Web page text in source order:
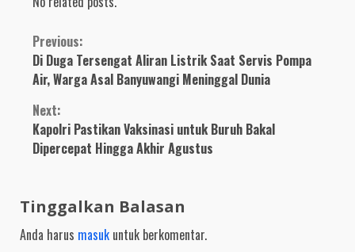
Continue
Reading
Previous:
Di Duga Tersengat Aliran Listrik Saat Servis Pompa
Air, Warga Asal Banyuwangi Meninggal Dunia
Next:
Kapolri Pastikan Vaksinasi untuk Buruh Bakal
Dipercepat Hingga Akhir Agustus
Tinggalkan Balasan
Anda harus masuk untuk berkomentar.